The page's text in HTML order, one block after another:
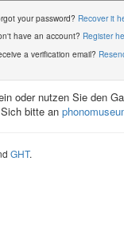
your password? Recover it
have an account? Register
a verification email?
oder nutzen Sie den
bitte an
GHT.